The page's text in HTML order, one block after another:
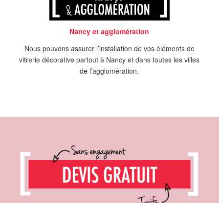
Nancy et agglomération
Nous pouvons assurer l’installation de vos éléments de
vitrerie décorative partout à Nancy et dans toutes les villes
de l’agglomération.